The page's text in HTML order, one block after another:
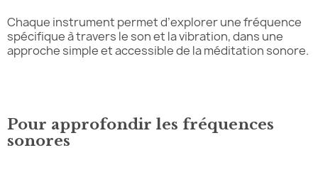
Chaque instrument permet d’explorer une fréquence
spécifique à travers le son et la vibration, dans une
approche simple et accessible de la méditation sonore.
Pour approfondir les fréquences
sonores